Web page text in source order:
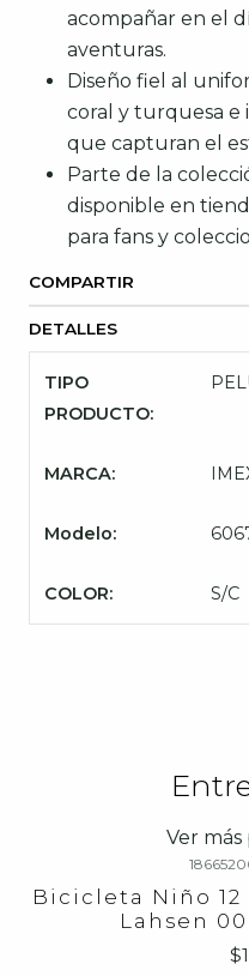
acompañar en el
aventuras.
Diseño fiel al
coral y turquesa e
que capturan el
Parte de la
disponible en
para fans y
COMPARTIR
DETALLES
TIPO
PRODUCTO:
MARCA:
Modelo:
COLOR: S/C
Ver
Bicicleta Niño 12
Lahsen